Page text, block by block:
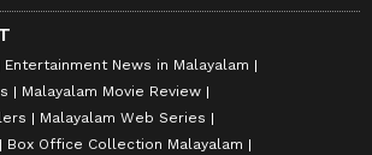
Entertainment News in Malayalam
Malayalam Movie Review
Malayalam Web Series
Box Office Collection Malayalam